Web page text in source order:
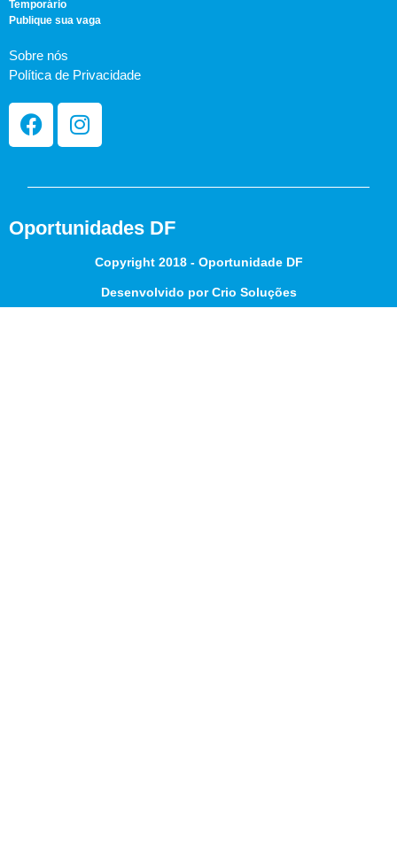
Temporário
Publique sua vaga
Sobre nós
Política de Privacidade
Oportunidades DF
Copyright 2018 - Oportunidade DF
Desenvolvido por Crio Soluções